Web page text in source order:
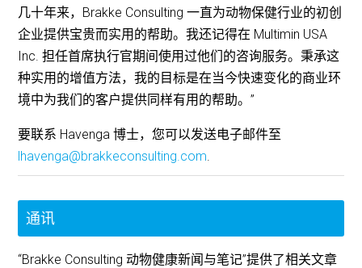
几十年来，Brakke Consulting 一直为动物保健行业的初创
企业提供宝贵而实用的帮助。我还记得在 Multimin USA
Inc. 担任首席执行官期间使用过他们的咨询服务。秉承这
种实用的增值方法，我的目标是在当今快速变化的商业环
境中为我们的客户提供同样有用的帮助。”
要联系 Havenga 博士，您可以发送电子邮件至
lhavenga@brakkeconsulting.com.
通讯
“Brakke Consulting 动物健康新闻与笔记”提供了相关文章